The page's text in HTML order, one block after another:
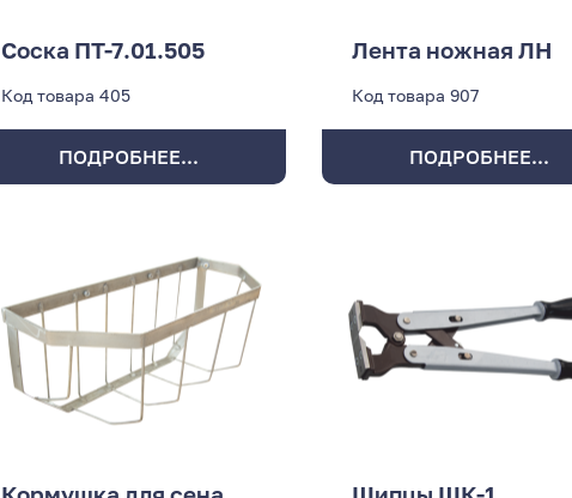
Соска ПТ-7.01.505
Код товара 405
ПОДРОБНЕЕ...
Лента ножная ЛН
Код товара 907
ПОДРОБНЕЕ...